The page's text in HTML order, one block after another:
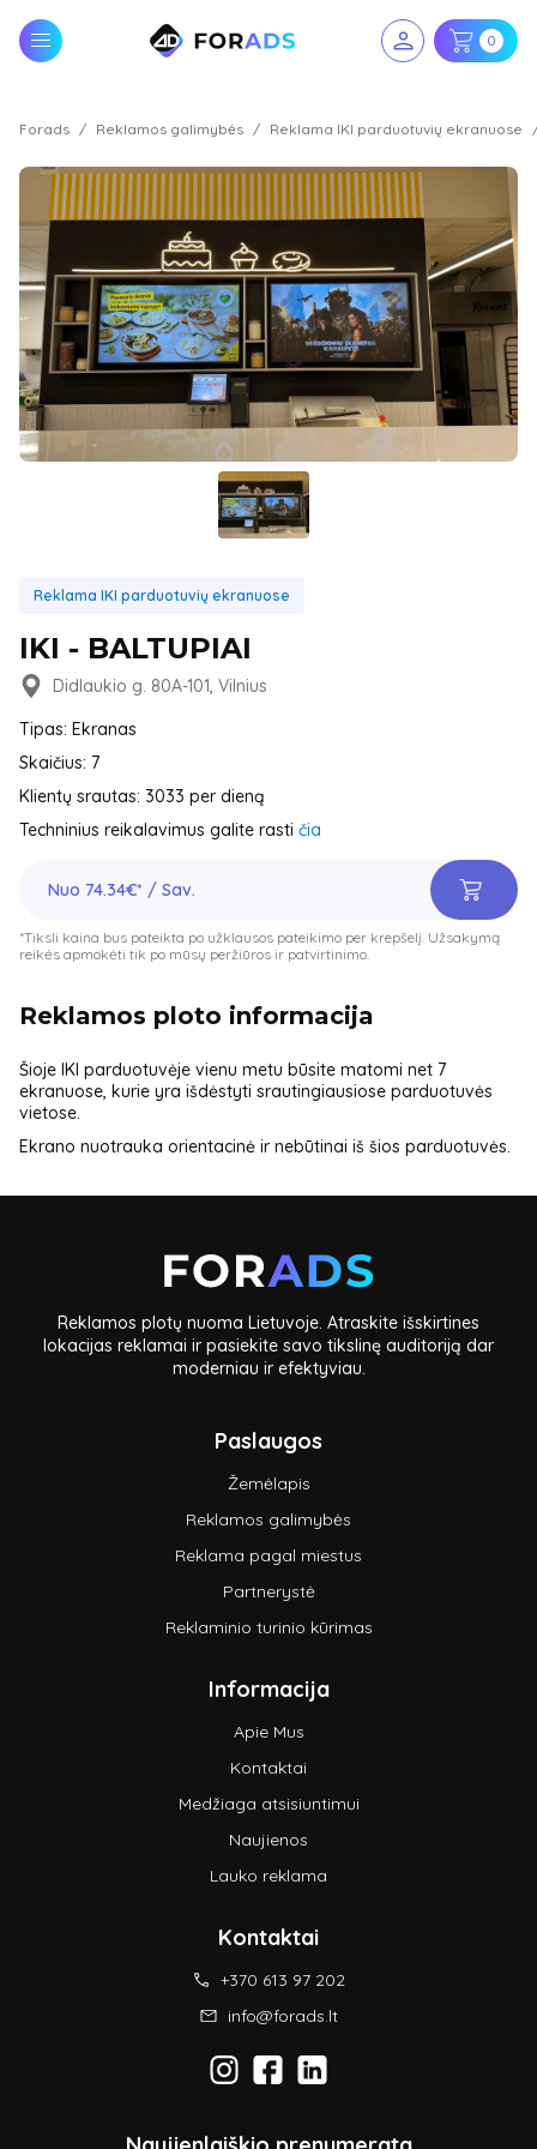
0
Forads Reklamos galimybės Reklama IKI parduotuvių ekranuose
Reklama IKI parduotuvių ekranuose
IKI - BALTUPIAI
Didlaukio g. 80A-101, Vilnius
Tipas: Ekranas
Skaičius: 7
Klientų srautas: 3033 per dieną
Techninius reikalavimus galite rasti čia
Nuo 74.34€* / Sav.
*Tiksli kaina bus pateikta po užklausos pateikimo per krepšelį. Užsakymą
reikės apmokėti tik po mūsų peržiūros ir patvirtinimo.
Reklamos ploto informacija
Šioje IKI parduotuvėje vienu metu būsite matomi net 7
ekranuose, kurie yra išdėstyti srautingiausiose parduotuvės
vietose.
Ekrano nuotrauka orientacinė ir nebūtinai iš šios parduotuvės.
Reklamos plotų nuoma Lietuvoje. Atraskite išskirtines
lokacijas reklamai ir pasiekite savo tikslinę auditoriją dar
moderniau ir efektyviau.
Paslaugos
Žemėlapis
Reklamos galimybės
Reklama pagal miestus
Partnerystė
Reklaminio turinio kūrimas
Informacija
Apie Mus
Kontaktai
Medžiaga atsisiuntimui
Naujienos
Lauko reklama
Kontaktai
+370 613 97 202
info@forads.lt